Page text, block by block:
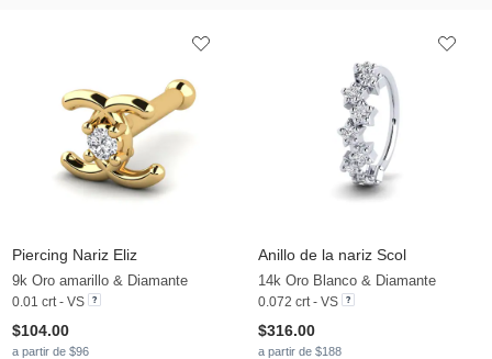
Piercing Nariz Eliz
9k Oro amarillo & Diamante
0.01 crt - VS
$104.00
a partir de $96
Anillo de la nariz Scol
14k Oro Blanco & Diamante
0.072 crt - VS
$316.00
a partir de $188